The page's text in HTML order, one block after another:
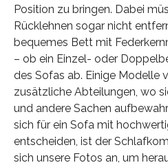
Position zu bringen. Dabei
Rücklehnen sogar nicht
bequemes Bett mit
– ob ein Einzel- oder
des Sofas ab. Einige Modelle
zusätzliche Abteilungen, wo
und andere Sachen
sich für ein Sofa mit
entscheiden, ist der
sich unsere Fotos an, um